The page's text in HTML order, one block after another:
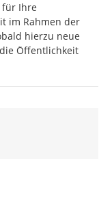
für Ihre
im Rahmen der
hierzu neue
Öffentlichkeit